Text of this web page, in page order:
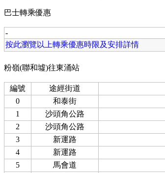
巴士轉乘優惠
-
按此瀏覽以上轉乘優惠時限及安排詳情
粉嶺(聯和墟)往東涌站
編號 途經街道
0
和泰街
1
沙頭角公路
2
沙頭角公路
3
新運路
4
新運路
5
馬會道